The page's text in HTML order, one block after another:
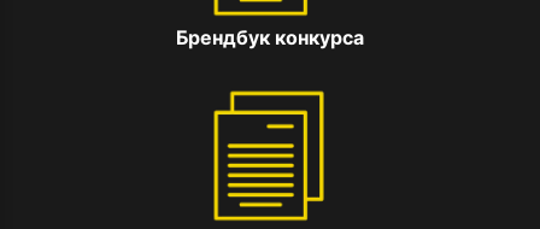
Брендбук конкурса